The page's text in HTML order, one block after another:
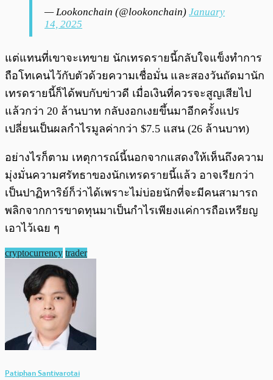
— Lookonchain (@lookonchain) January
14, 2025
แต่แทนที่เขาจะเทขาย นักเทรดรายนี้กลับใจแข็งทำการ
ถือโทเคนไว้กับตัวด้วยความเชื่อมั่น และสองวันถัดมานัก
เทรดรายนี้ก็ได้พบกับข่าวดี เมื่อเงินที่ควรจะสูญเสียไป
แล้วกว่า 20 ล้านบาท กลับงอกเงยขึ้นมาอีกครั้งแปร
เปลี่ยนเป็นผลกำไรมูลค่ากว่า $7.5 แสน (26 ล้านบาท)
อย่างไรก็ตาม เหตุการณ์นี้นอกจากแสดงให้เห็นถึงความ
มุ่งมั่นความศรัทธาของนักเทรดรายนี้แล้ว อาจเรียกว่า
เป็นปาฏิหาริย์ก็ว่าได้เพราะไม่บ่อยนักที่จะมีคนสามารถ
พลิกจากการขาดทุนมาเป็นกำไรเพียงแค่การถือเหรียญ
เอาไว้เฉย ๆ
cryptocurrency trader
Patiphan Santivarotai